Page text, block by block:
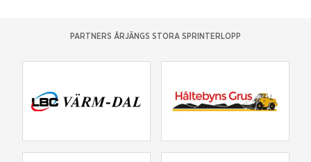
PARTNERS ÅRJÄNGS STORA SPRINTERLOPP